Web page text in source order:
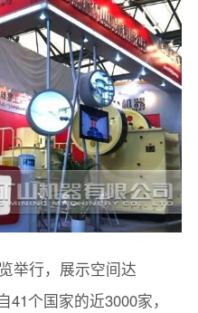
举行，展示空间达
个国家的近3000家，